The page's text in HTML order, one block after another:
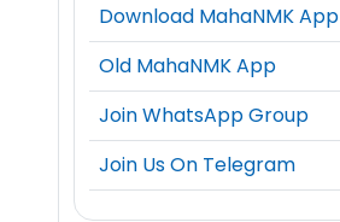
Download MahaNMK App
Old MahaNMK App
Join WhatsApp Group
Join Us On Telegram